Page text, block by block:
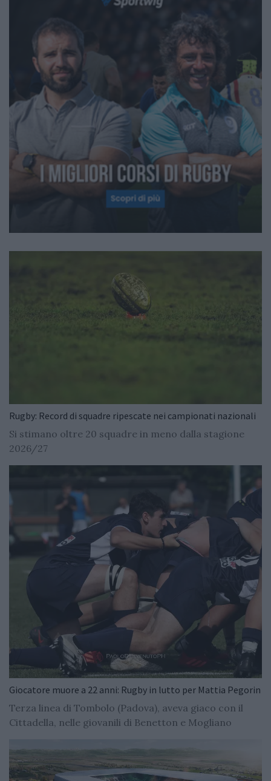
Rugby: Record di squadre ripescate nei campionati nazionali
Si stimano oltre 20 squadre in meno dalla stagione
2026/27
Giocatore muore a 22 anni: Rugby in lutto per Mattia Pegorin
Terza linea di Tombolo (Padova), aveva giaco con il
Cittadella, nelle giovanili di Benetton e Mogliano